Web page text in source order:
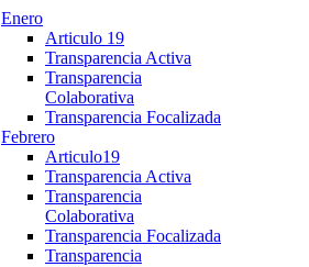
Enero
Articulo 19
Transparencia Activa
Transparencia
Colaborativa
Transparencia Focalizada
Febrero
Articulo19
Transparencia Activa
Transparencia
Colaborativa
Transparencia Focalizada
Transparencia